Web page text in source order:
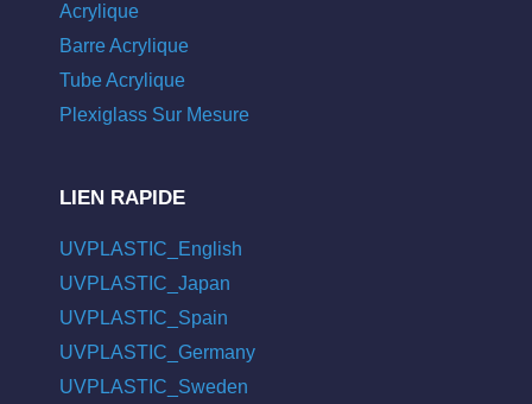
Acrylique
Barre Acrylique
Tube Acrylique
Plexiglass Sur Mesure
LIEN RAPIDE
UVPLASTIC_English
UVPLASTIC_Japan
UVPLASTIC_Spain
UVPLASTIC_Germany
UVPLASTIC_Sweden